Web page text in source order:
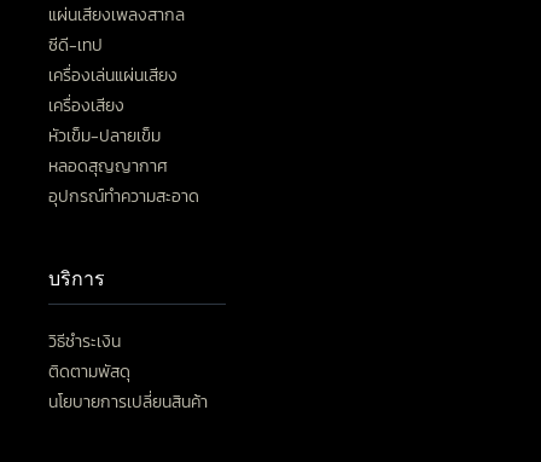
แผ่นเสียงเพลงสากล
ซีดี-เทป
เครื่องเล่นแผ่นเสียง
เครื่องเสียง
หัวเข็ม-ปลายเข็ม
หลอดสุญญากาศ
อุปกรณ์ทำความสะอาด
บริการ
วิธีชำระเงิน
ติดตามพัสดุ
นโยบายการเปลี่ยนสินค้า